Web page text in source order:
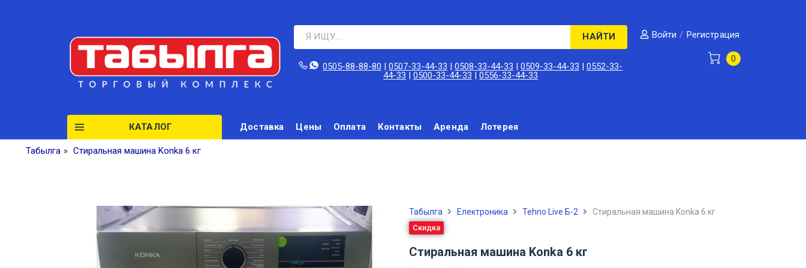
НАЙТИ
0505-88-88-80‬ |0507-33-44-33 |0508-33-44-33 |0509-33-44-33 |0552-33-
44-33 |0500-33-44-33 |0556-33-44-33
Войти / Регистрация
0
КАТАЛОГ Доставка Цены Оплата Контакты Аренда Лотерея
Табылга » Стиральная машина Konka 6 кг
Табылга Електроника Tehno Live Б-2 Стиральная машина Konka 6 кг
Скидка
Стиральная машина Konka 6 кг